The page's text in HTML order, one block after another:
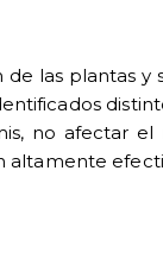
de las plantas
no afectar
altamente